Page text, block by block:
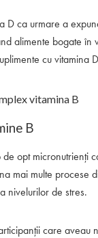
D ca urmare a
alimente bogate în
cu vitamina
B
de opt micronutrienți
mai multe procese
nivelurilor de stres.
care aveau